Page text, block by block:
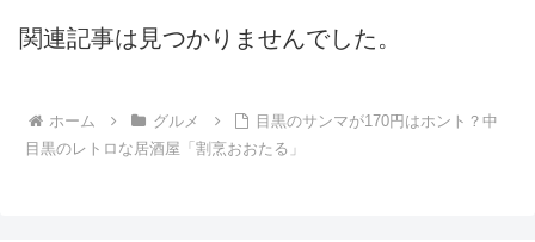
関連記事は見つかりませんでした。
ホーム グルメ
目黒のサンマが170円はホント？中
目黒のレトロな居酒屋「割烹おおたる」